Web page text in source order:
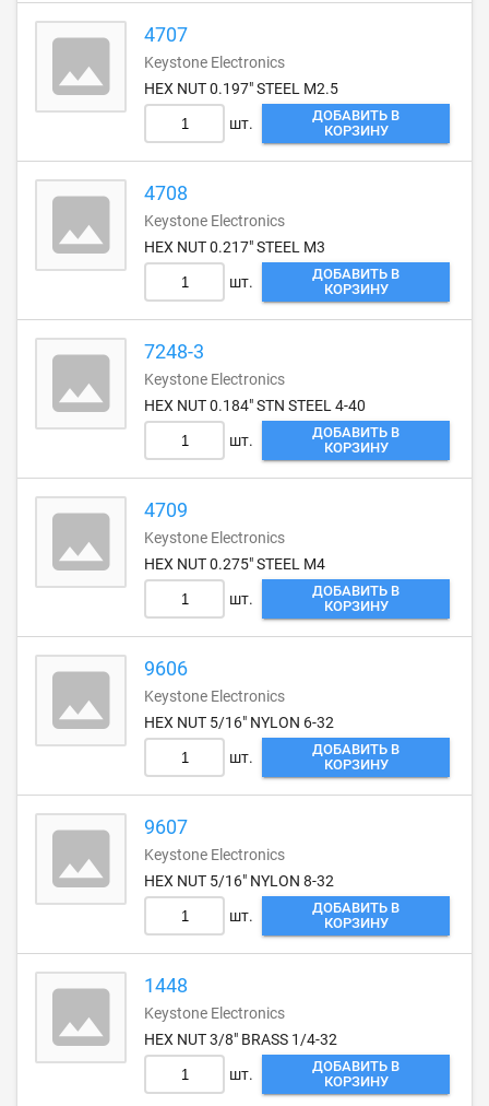
4707
Keystone Electronics
HEX NUT 0.197" STEEL M2.5
шт.
ДОБАВИТЬ В
КОРЗИНУ
4708
Keystone Electronics
HEX NUT 0.217" STEEL M3
шт.
ДОБАВИТЬ В
КОРЗИНУ
7248-3
Keystone Electronics
HEX NUT 0.184" STN STEEL 4-40
шт.
ДОБАВИТЬ В
КОРЗИНУ
4709
Keystone Electronics
HEX NUT 0.275" STEEL M4
шт.
ДОБАВИТЬ В
КОРЗИНУ
9606
Keystone Electronics
HEX NUT 5/16" NYLON 6-32
шт.
ДОБАВИТЬ В
КОРЗИНУ
9607
Keystone Electronics
HEX NUT 5/16" NYLON 8-32
шт.
ДОБАВИТЬ В
КОРЗИНУ
1448
Keystone Electronics
HEX NUT 3/8" BRASS 1/4-32
шт.
ДОБАВИТЬ В
КОРЗИНУ